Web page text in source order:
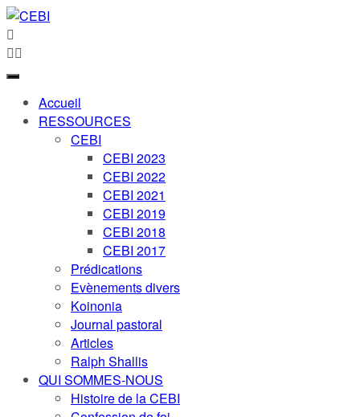
Accueil
RESSOURCES
CEBI
CEBI 2023
CEBI 2022
CEBI 2021
CEBI 2019
CEBI 2018
CEBI 2017
Prédications
Evènements divers
Koinonia
Journal pastoral
Articles
Ralph Shallis
QUI SOMMES-NOUS
Histoire de la CEBI